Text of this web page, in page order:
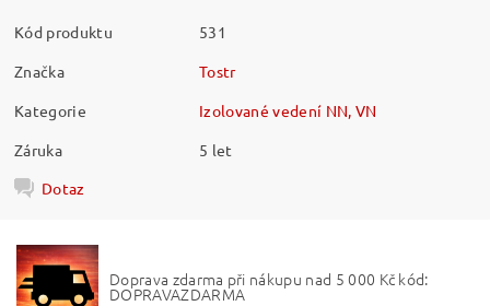
Kód produktu
531
Značka
Tostr
Kategorie
Izolované vedení NN, VN
Záruka
5 let
Dotaz
Doprava zdarma při nákupu nad 5 000 Kč kód:
DOPRAVAZDARMA